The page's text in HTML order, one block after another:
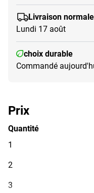
Livraison normale
Lundi 17 août
choix durable
Commandé
Prix
Quantité
1
2
3